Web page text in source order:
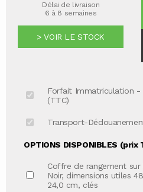
Délai de livraison
6 à 8 semaines
> VOIR LE STOCK
Forfait Immatriculation -
(TTC)
Transport-
OPTIONS DISPONIBLES (prix
Coffre de rangement sur
Noir, dimensions utiles
24,0 cm, clés